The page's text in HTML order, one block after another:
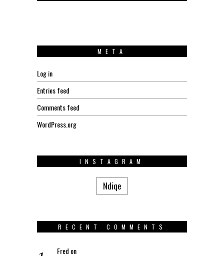
META
Log in
Entries feed
Comments feed
WordPress.org
INSTAGRAM
Ndiqe
RECENT COMMENTS
Fred on